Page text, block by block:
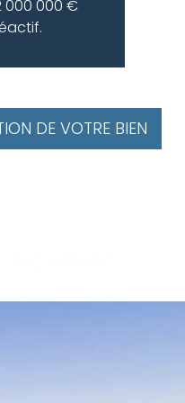
000 000 €
DE VOTRE BIEN